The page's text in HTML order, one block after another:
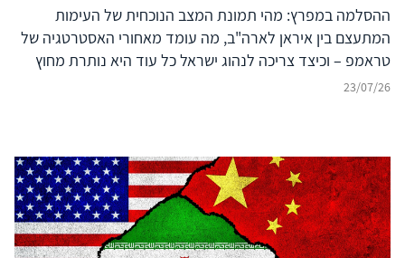
ההסלמה במפרץ: מהי תמונת המצב הנוכחית של העימות
המתעצם בין איראן לארה"ב, מה עומד מאחורי האסטרטגיה של
טראמפ – וכיצד צריכה לנהוג ישראל כל עוד היא נותרת מחוץ
לעימות?
23/07/26